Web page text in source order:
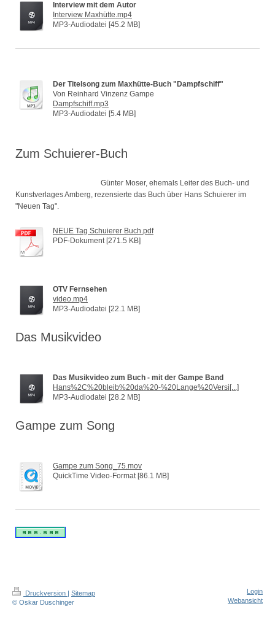
Interview mit dem Autor
Interview Maxhütte.mp4
MP3-Audiodatei [45.2 MB]
Der Titelsong zum Maxhütte-Buch "Dampfschiff"
Von Reinhard Vinzenz Gampe
Dampfschiff.mp3
MP3-Audiodatei [5.4 MB]
Zum Schuierer-Buch
Günter Moser, ehemals Leiter des Buch- und
Kunstverlages Amberg, rezensierte das Buch über Hans Schuierer im
"Neuen Tag".
NEUE Tag Schuierer Buch.pdf
PDF-Dokument [271.5 KB]
OTV Fernsehen
video.mp4
MP3-Audiodatei [22.1 MB]
Das Musikvideo
Das Musikvideo zum Buch - mit der Gampe Band
Hans%2C%20bleib%20da%20-%20Lange%20Versi[...]
MP3-Audiodatei [28.2 MB]
Gampe zum Song
Gampe zum Song_75.mov
QuickTime Video-Format [86.1 MB]
Druckversion | Sitemap
© Oskar Duschinger
Login
Webansicht